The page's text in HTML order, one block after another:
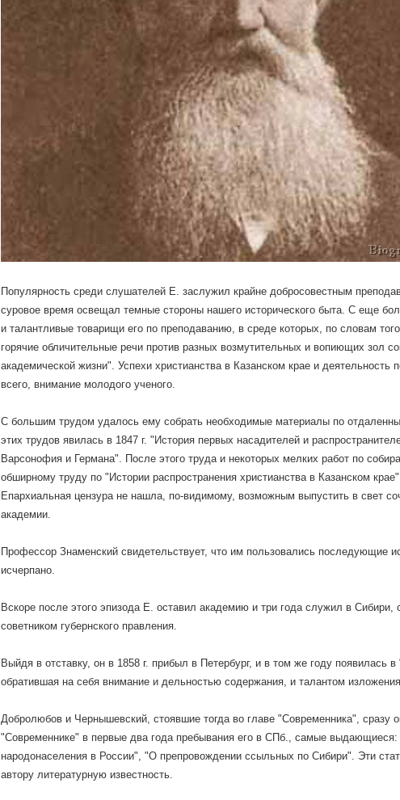
Популярность среди слушателей Е. заслужил крайне добросовестным
суровое время освещал темные стороны нашего исторического быта. С еще
и талантливые товарищи его по преподаванию, в среде которых, по словам
горячие обличительные речи против разных возмутительных и вопиющих зол
академической жизни". Успехи христианства в Казанском крае и деятельность
всего, внимание молодого ученого.
С большим трудом удалось ему собрать необходимые материалы по
этих трудов явилась в 1847 г. "История первых насадителей и
Варсонофия и Германа". После этого труда и некоторых мелких работ по
обширному труду по "Истории распространения христианства в Казанском
Епархиальная цензура не нашла, по-видимому, возможным выпустить в свет
академии.
Профессор Знаменский свидетельствует, что им пользовались последующие
исчерпано.
Вскоре после этого эпизода Е. оставил академию и три года служил в
советником губернского правления.
Выйдя в отставку, он в 1858 г. прибыл в Петербург, и в том же году появилась
обратившая на себя внимание и дельностью содержания, и талантом
Добролюбов и Чернышевский, стоявшие тогда во главе "Современника", сразу
"Современнике" в первые два года пребывания его в СПб., самые
народонаселения в России", "О препровождении ссыльных по Сибири". Эти
автору литературную известность.